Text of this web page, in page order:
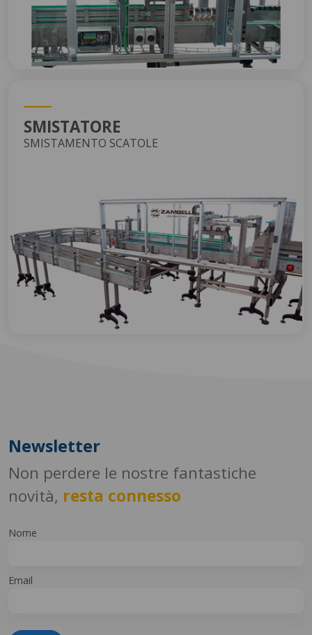
SMISTATORE
SMISTAMENTO SCATOLE
Newsletter
Non perdere le nostre fantastiche
novità, resta connesso
Nome
Email